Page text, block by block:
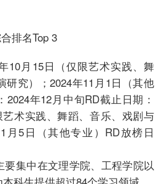
排名Top 3
10月15日（仅限艺术实践、舞
研究）；2024年11月1日（其他
年12月中旬RD截止日期：
术实践、舞蹈、音乐、戏剧与
月5日（其他专业）RD放榜日
集中在文理学院、工程学院以